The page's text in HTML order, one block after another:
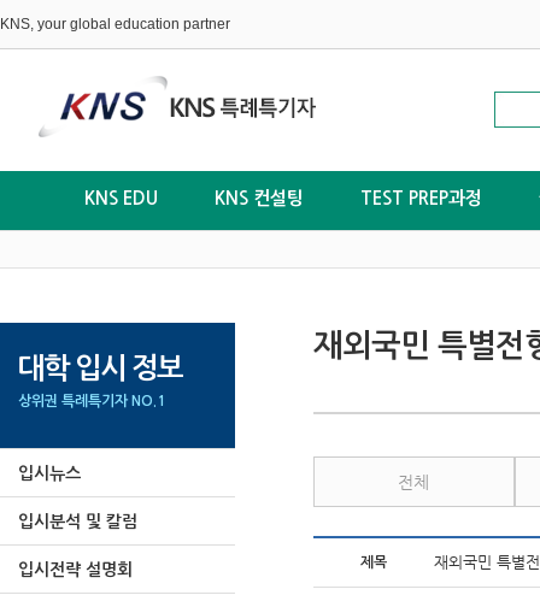
KNS, your global education partner
KNS EDU KNS 컨설팅 TEST PREP과정
대학 입시 정보
상위권 특례특기자 NO.1
입시뉴스
입시분석 및 칼럼
입시전략 설명회
재외국민 특별전
전체
제목 재외국민 특별